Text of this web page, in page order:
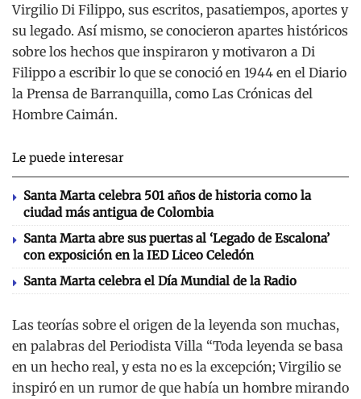
Virgilio Di Filippo, sus escritos, pasatiempos, aportes y
su legado. Así mismo, se conocieron apartes históricos
sobre los hechos que inspiraron y motivaron a Di
Filippo a escribir lo que se conoció en 1944 en el Diario
la Prensa de Barranquilla, como Las Crónicas del
Hombre Caimán.
Le puede interesar
Santa Marta celebra 501 años de historia como la
ciudad más antigua de Colombia
Santa Marta abre sus puertas al ‘Legado de Escalona’
con exposición en la IED Liceo Celedón
Santa Marta celebra el Día Mundial de la Radio
Las teorías sobre el origen de la leyenda son muchas,
en palabras del Periodista Villa “Toda leyenda se basa
en un hecho real, y esta no es la excepción; Virgilio se
inspiró en un rumor de que había un hombre mirando